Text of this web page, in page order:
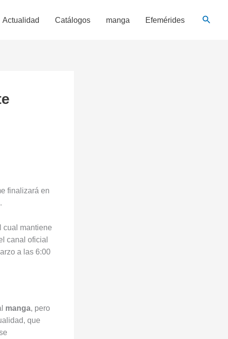
Actualidad Catálogos manga Efemérides
finalizará en
cual mantiene
canal oficial
a las 6:00
manga, pero
que